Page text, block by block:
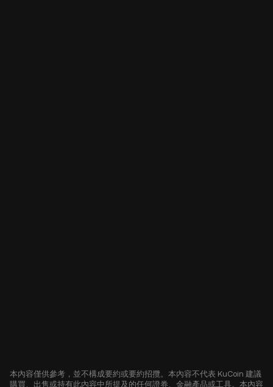
本內容僅供參考，並不構成要約或要約招攬。本內容不代表 KuCoin 建議
購買、出售或持有此內容中所提及的任何證券、金融產品或工具。本內容